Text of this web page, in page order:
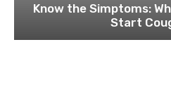
Know the Simptoms:
Start